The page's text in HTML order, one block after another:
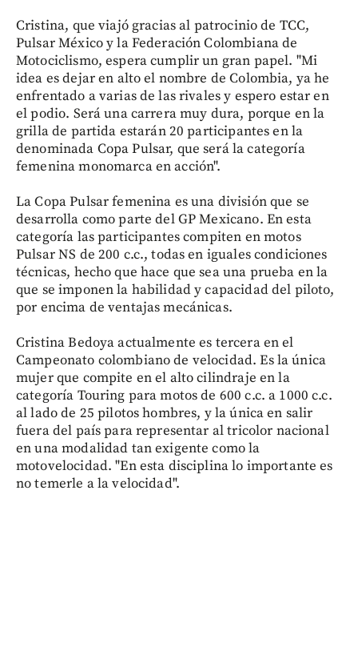
Cristina, que viajó gracias al patrocinio de TCC,
Pulsar México y la Federación Colombiana de
Motociclismo, espera cumplir un gran papel. "Mi
idea es dejar en alto el nombre de Colombia, ya he
enfrentado a varias de las rivales y espero estar en
el podio. Será una carrera muy dura, porque en la
grilla de partida estarán 20 participantes en la
denominada Copa Pulsar, que será la categoría
femenina monomarca en acción".
La Copa Pulsar femenina es una división que se
desarrolla como parte del GP Mexicano. En esta
categoría las participantes compiten en motos
Pulsar NS de 200 c.c., todas en iguales condiciones
técnicas, hecho que hace que sea una prueba en la
que se imponen la habilidad y capacidad del piloto,
por encima de ventajas mecánicas.
Cristina Bedoya actualmente es tercera en el
Campeonato colombiano de velocidad. Es la única
mujer que compite en el alto cilindraje en la
categoría Touring para motos de 600 c.c. a 1000 c.c.
al lado de 25 pilotos hombres, y la única en salir
fuera del país para representar al tricolor nacional
en una modalidad tan exigente como la
motovelocidad. "En esta disciplina lo importante es
no temerle a la velocidad".